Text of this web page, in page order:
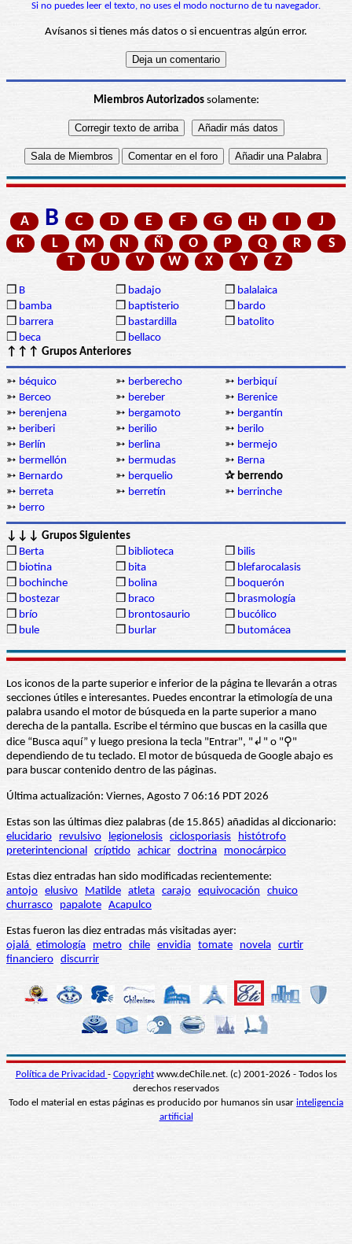
Si no puedes leer el texto, no uses el modo nocturno de tu navegador.
Avísanos si tienes más datos o si encuentras algún error.
Miembros Autorizadossolamente:
A B C D E F G H I
J
K
L M N Ñ O P Q R
S
T
U V W X Y Z
❒ B ❒ badajo ❒ balalaica
❒ bamba ❒ baptisterio ❒ bardo
❒ barrera ❒ bastardilla ❒ batolito
❒ beca ❒ bellaco
↑↑↑ Grupos Anteriores
➳ béquico ➳ berberecho ➳ berbiquí
➳ Berceo ➳ bereber ➳ Berenice
➳ berenjena ➳ bergamoto ➳ bergantín
➳ beriberi ➳ berilio ➳ berilo
➳ Berlín ➳ berlina ➳ bermejo
➳ bermellón ➳ bermudas ➳ Berna
➳ Bernardo ➳ berquelio
✰ berrendo
➳ berreta ➳ berretín ➳ berrinche
➳ berro
↓↓↓ Grupos Siguientes
❒ Berta ❒ biblioteca ❒ bilis
❒ biotina ❒ bita ❒ blefarocalasis
❒ bochinche ❒ bolina ❒ boquerón
❒ bostezar ❒ braco ❒ brasmología
❒ brío ❒ brontosaurio ❒ bucólico
❒ bule ❒ burlar ❒ butomácea
Los iconos de la parte superior e inferior de la página te llevarán a otras
secciones útiles e interesantes. Puedes encontrar la etimología de una
palabra usando el motor de búsqueda en la parte superior a mano
derecha de la pantalla. Escribe el término que buscas en la casilla que
dice “Busca aquí” y luego presiona la tecla "Entrar", "↲" o "⚲"
dependiendo de tu teclado. El motor de búsqueda de Google abajo es
para buscar contenido dentro de las páginas.
Última actualización: Viernes, Agosto 7 06:16 PDT 2026
Estas son las últimas diez palabras (de 15.865) añadidas al diccionario:
elucidario
revulsivo legionelosis ciclosporiasis
histótrofo
preterintencional críptido achicar doctrina monocárpico
Estas diez entradas han sido modificadas recientemente:
antojo elusivo Matilde atleta carajo equivocación
chuico
churrasco
papalote Acapulco
Estas fueron las diez entradas más visitadas ayer:
ojalá etimología metro chile envidia tomate novela curtir
financiero discurrir
Política de Privacidad - Copyrightwww.deChile.net. (c) 2001-2026 - Todos los
derechos reservados
Todo el material en estas páginas es producido por humanos sin usar inteligencia
artificial